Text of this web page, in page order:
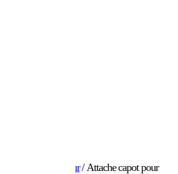
Accessoires extérieur/ Attache capot pour